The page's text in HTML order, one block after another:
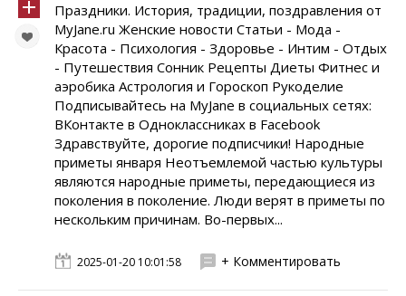
Праздники. История, традиции, поздравления от
MyJane.ru Женские новости Статьи - Мода -
Красота - Психология - Здоровье - Интим - Отдых
- Путешествия Сонник Рецепты Диеты Фитнес и
аэробика Астрология и Гороскоп Рукоделие
Подписывайтесь на MyJane в социальных сетях:
ВКонтакте в Одноклассниках в Facebook
Здравствуйте, дорогие подписчики! Народные
приметы января Неотъемлемой частью культуры
являются народные приметы, передающиеся из
поколения в поколение. Люди верят в приметы по
нескольким причинам. Во-первых...
2025-01-20 10:01:58 + Комментировать